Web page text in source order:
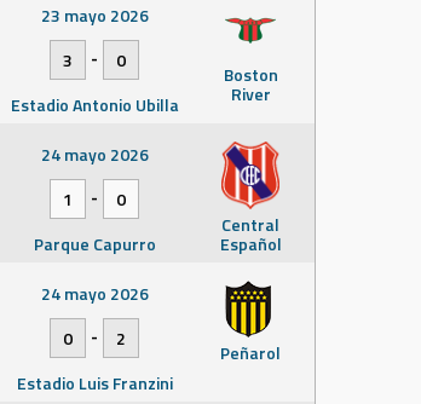
Boston
River
23 mayo 2026
3
-
0
Estadio Antonio Ubilla
Central
Español
24 mayo 2026
1
-
0
Parque Capurro
Peñarol
24 mayo 2026
0
-
2
Estadio Luis Franzini